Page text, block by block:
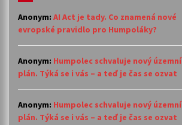
30. 6. 2026
Anonym: AI Act je tady. Co znamená nové
evropské pravidlo pro Humpoláky?
Anonym: Humpolec schvaluje nový územní
plán. Týká se i vás – a teď je čas se ozvat
Anonym: Humpolec schvaluje nový územní
plán. Týká se i vás – a teď je čas se ozvat